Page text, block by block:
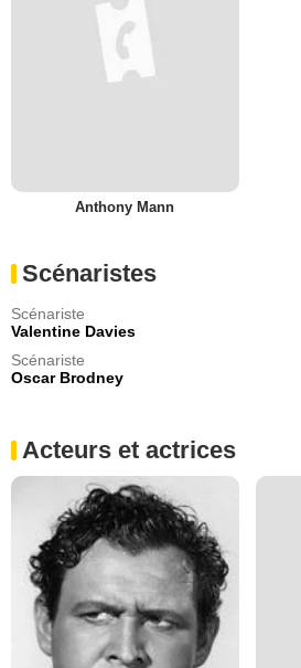
Anthony Mann
Scénaristes
Scénariste
Valentine Davies
Scénariste
Oscar Brodney
Acteurs et actrices